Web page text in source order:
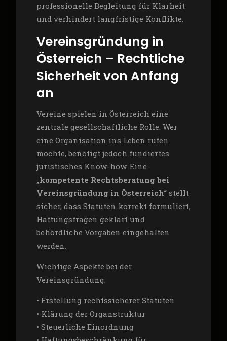
professionelle Begleitung für Klarheit
und verhindert langfristige Konflikte.
Vereinsgründung in
Österreich – Rechtliche
Sicherheit von Anfang
an
Vereine spielen in Österreich eine
zentrale gesellschaftliche Rolle. Wer
eine Organisation ins Leben rufen
möchte, benötigt jedoch fundiertes
juristisches Know-how. Eine
„kompetente Rechtsberatung bei
Vereinsgründung in Österreich“stellt
sicher, dass Statuten korrekt formuliert,
Haftungsfragen geklärt und
behördliche Vorgaben eingehalten
werden.
Wichtige Aspekte bei der
Vereinsgründung:
• Erstellung rechtssicherer Statuten
• Klärung der Organstruktur
• Steuerliche Einordnung